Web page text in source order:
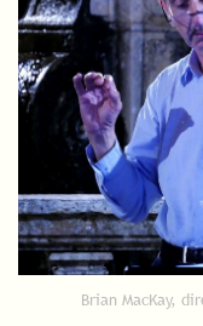
Brian MacKay,